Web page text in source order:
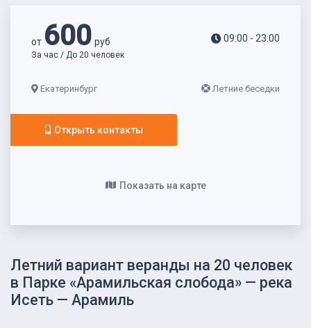
Летний вариант веранды на 20 человек
в Парке «Арамильская слобода» — река
Исеть — Арамиль
от 600руб
За час / До 20 человек
09:00 - 23:00
Екатеринбург Летние беседки
Открыть контакты
Показать на карте